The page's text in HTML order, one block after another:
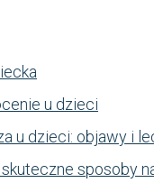
u dzieci
u dzieci: objawy i
sposoby